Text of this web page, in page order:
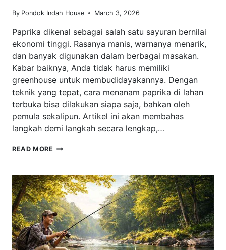
By Pondok Indah House March 3, 2026
Paprika dikenal sebagai salah satu sayuran bernilai
ekonomi tinggi. Rasanya manis, warnanya menarik,
dan banyak digunakan dalam berbagai masakan.
Kabar baiknya, Anda tidak harus memiliki
greenhouse untuk membudidayakannya. Dengan
teknik yang tepat, cara menanam paprika di lahan
terbuka bisa dilakukan siapa saja, bahkan oleh
pemula sekalipun. Artikel ini akan membahas
langkah demi langkah secara lengkap,…
READ MORE CARA
DI
LAHAN
TERBUKA